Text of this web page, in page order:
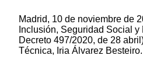
Madrid, 10 de noviembre de
Inclusión, Seguridad Social y
Decreto 497/2020, de 28
Técnica, Iria Álvarez Besteiro.